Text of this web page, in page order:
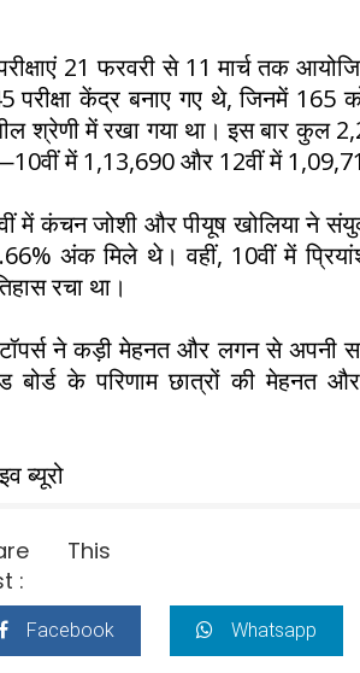
परीक्षाएं 21 फरवरी से 11 मार्च तक
परीक्षा केंद्र बनाए गए थे, जिनमें 165
श्रेणी में रखा गया था। इस बार कुल
में 1,13,690 और 12वीं में 1,09,713
में कंचन जोशी और पीयूष खोलिया ने
अंक मिले थे। वहीं, 10वीं में
रचा था।
ने कड़ी मेहनत और लगन से अपनी
बोर्ड के परिणाम छात्रों की मेहनत
ब्यूरो
This
:
Facebook Whatsapp